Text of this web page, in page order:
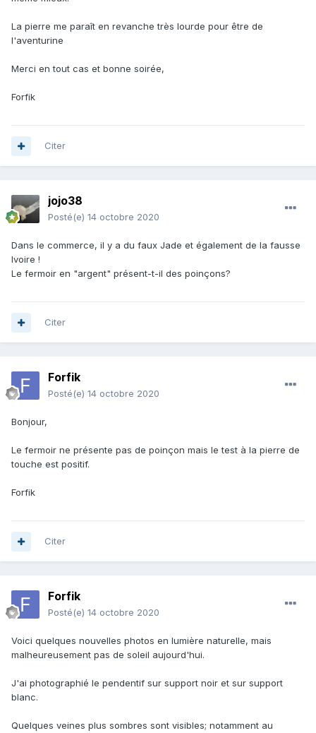
La pierre me paraît en revanche très lourde pour être de
l'aventurine
Merci en tout cas et bonne soirée,
Forfik
Citer
jojo38
Posté(e) 14 octobre 2020
Dans le commerce, il y a du faux Jade et également de la fausse
Ivoire !
Le fermoir en "argent" présent-t-il des poinçons?
Citer
Forfik
Posté(e) 14 octobre 2020
Bonjour,
Le fermoir ne présente pas de poinçon mais le test à la pierre de
touche est positif.
Forfik
Citer
Forfik
Posté(e) 14 octobre 2020
Voici quelques nouvelles photos en lumière naturelle, mais
malheureusement pas de soleil aujourd'hui.
J'ai photographié le pendentif sur support noir et sur support
blanc.
Quelques veines plus sombres sont visibles; notamment au